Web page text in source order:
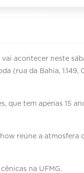
acontecer neste
(rua da Bahia, 1.149,
que tem apenas 15
reúne a atmosfera
na UFMG.